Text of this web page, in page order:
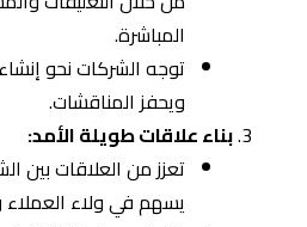
المباشرة.
توجه الشركات نحو
ويحفز المناقشات.
بناء علاقات طويلة الأمد:
تعزز من العلاقات بين
يسهم في ولاء العملاء